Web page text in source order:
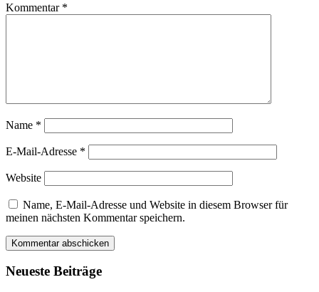
Kommentar *
Name *
E-Mail-Adresse *
Website
Name, E-Mail-Adresse und Website in diesem Browser für
meinen nächsten Kommentar speichern.
Neueste Beiträge